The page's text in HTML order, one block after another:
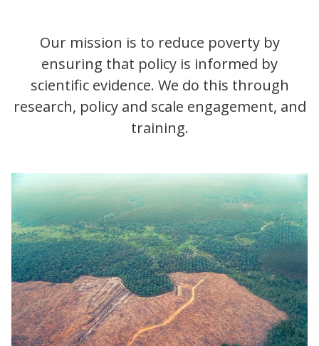
Our mission is to reduce poverty by
ensuring that policy is informed by
scientific evidence. We do this through
research, policy and scale engagement, and
training.